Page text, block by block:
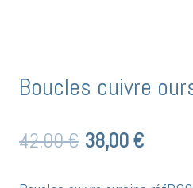
Boucles cuivre
42,00€ Le
38,00€